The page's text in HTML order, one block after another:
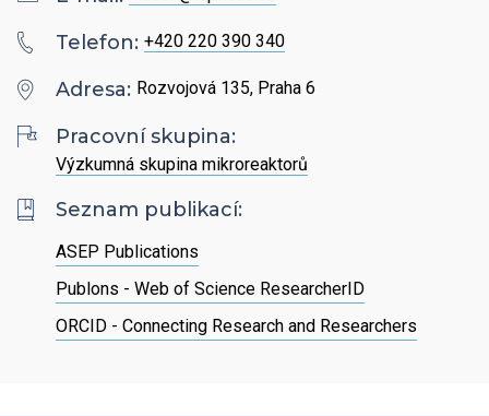
Ombudsman a ombudsmanka ÚCHP
Odpovědi na žádosti o poskytnutí informací
Open Science
Nabídky zaměstnání
Hledat
Hledat
Telefon: +420 220 390 340
Adresa: Rozvojová 135, Praha 6
Pracovní skupina:
Výzkumná skupina mikroreaktorů
Seznam publikací:
ASEP Publications
Publons - Web of Science ResearcherID
ORCID - Connecting Research and Researchers